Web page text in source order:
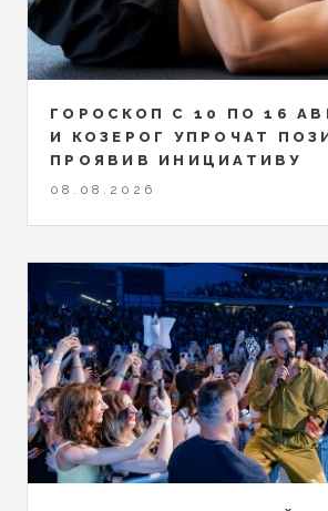
ГОРОСКОП С 10 ПО 16
И КОЗЕРОГ УПРОЧАТ
ПРОЯВИВ ИНИЦИАТИВУ
08.08.2026